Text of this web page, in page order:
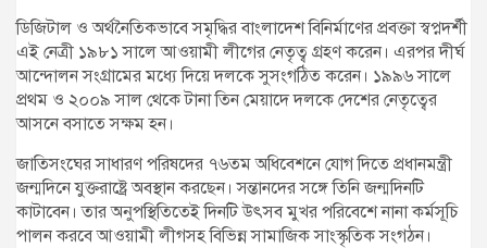
ডিজিটাল ও অর্থনৈতিকভাবে সমৃদ্ধির বাংলাদেশ বিনির্মাণের প্রবক্তা স্বপ্নদর্শী
এই নেত্রী ১৯৮১ সালে আওয়ামী লীগের নেতৃত্ব গ্রহণ করেন। এরপর দীর্ঘ
আন্দোলন সংগ্রামের মধ্যে দিয়ে দলকে সুসংগঠিত করেন। ১৯৯৬ সালে
প্রথম ও ২০০৯ সাল থেকে টানা তিন মেয়াদে দলকে দেশের নেতৃত্বের
আসনে বসাতে সক্ষম হন।
জাতিসংঘের সাধারণ পরিষদের ৭৬তম অধিবেশনে যোগ দিতে প্রধানমন্ত্রী
জন্মদিনে যুক্তরাষ্ট্রে অবস্থান করছেন। সন্তানদের সঙ্গে তিনি জন্মদিনটি
কাটাবেন। তার অনুপস্থিতিতেই দিনটি উৎসব মুখর পরিবেশে নানা কর্মসূচি
পালন করবে আওয়ামী লীগসহ বিভিন্ন সামাজিক সাংস্কৃতিক সংগঠন।